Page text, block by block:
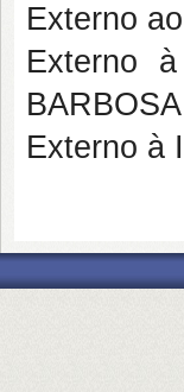
Externo
Externo
Externo à